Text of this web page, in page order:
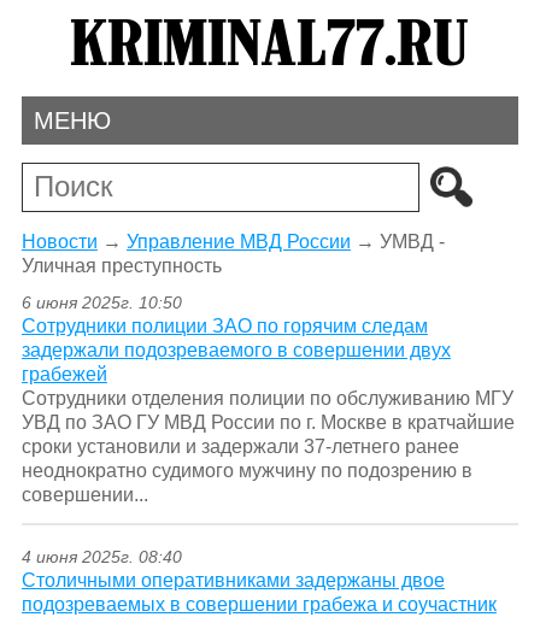
МЕНЮ
Новости → Управление МВД России → УМВД -
Уличная преступность
6 июня 2025г. 10:50
Сотрудники полиции ЗАО по горячим следам
задержали подозреваемого в совершении двух
грабежей
Сотрудники отделения полиции по обслуживанию МГУ
УВД по ЗАО ГУ МВД России по г. Москве в кратчайшие
сроки установили и задержали 37-летнего ранее
неоднократно судимого мужчину по подозрению в
совершении...
4 июня 2025г. 08:40
Столичными оперативниками задержаны двое
подозреваемых в совершении грабежа и соучастник